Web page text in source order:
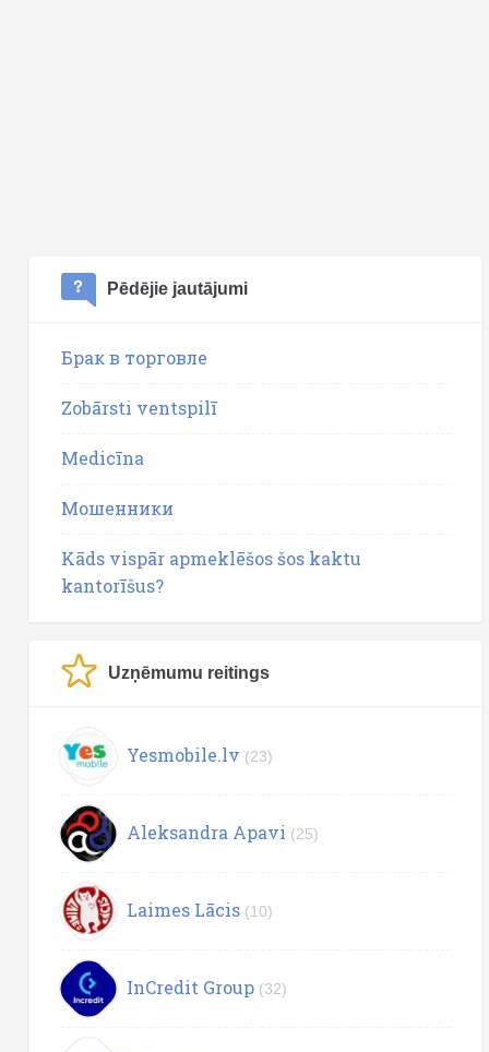
Pēdējie jautājumi
Брак в торговле
Zobārsti ventspilī
Medicīna
Мошенники
Kāds vispār apmeklēšos šos kaktu
kantorīšus?
Uzņēmumu reitings
Yesmobile.lv (23)
Aleksandra Apavi (25)
Laimes Lācis (10)
InCredit Group (32)